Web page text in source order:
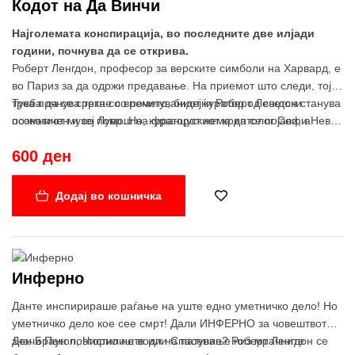
Кодот на Да Винчи
Најголемата конспирација, во последните две илјади
години, почнува да се открива.
Роберт Ленгдон, професор за верските симболи на Харвард, е
во Париз за да одржи предавање. На приемот што следи, тој
треба да се сретне со почитуваниот куратор од светски
познатиот музеј Лувр. Но, кураторот нема да се појави, а
дека кураторот е пронајден мртов. Ленгдон оди во Лувр на
местото на злосторството, каде што открива чудни докази кои
убиецот ги оставил зад себе.
Тука почнува трка со времето, бидејќи Роберт Ленгдон станува
осомничен и со помош на францускиот криптолог Софи Неве,
оставени специјално за нив. Ако Роберт и Софи не можат да ја
решат загатката, древната вистина може да биде загубена
засекогаш, а тие самите да завршат како колатерална штета.
600 ден
Додај во кошничка
Инферно
Данте инспирираше раѓање на уште едно уметничко дело! Но
уметничко дело кое сее смрт! Дали ИНФЕРНО за човештвото
значи Пекол, Чистилиште или Спасение? Роберт Ленгдон се
Ден Браун повторно не води на патување низ мрачните